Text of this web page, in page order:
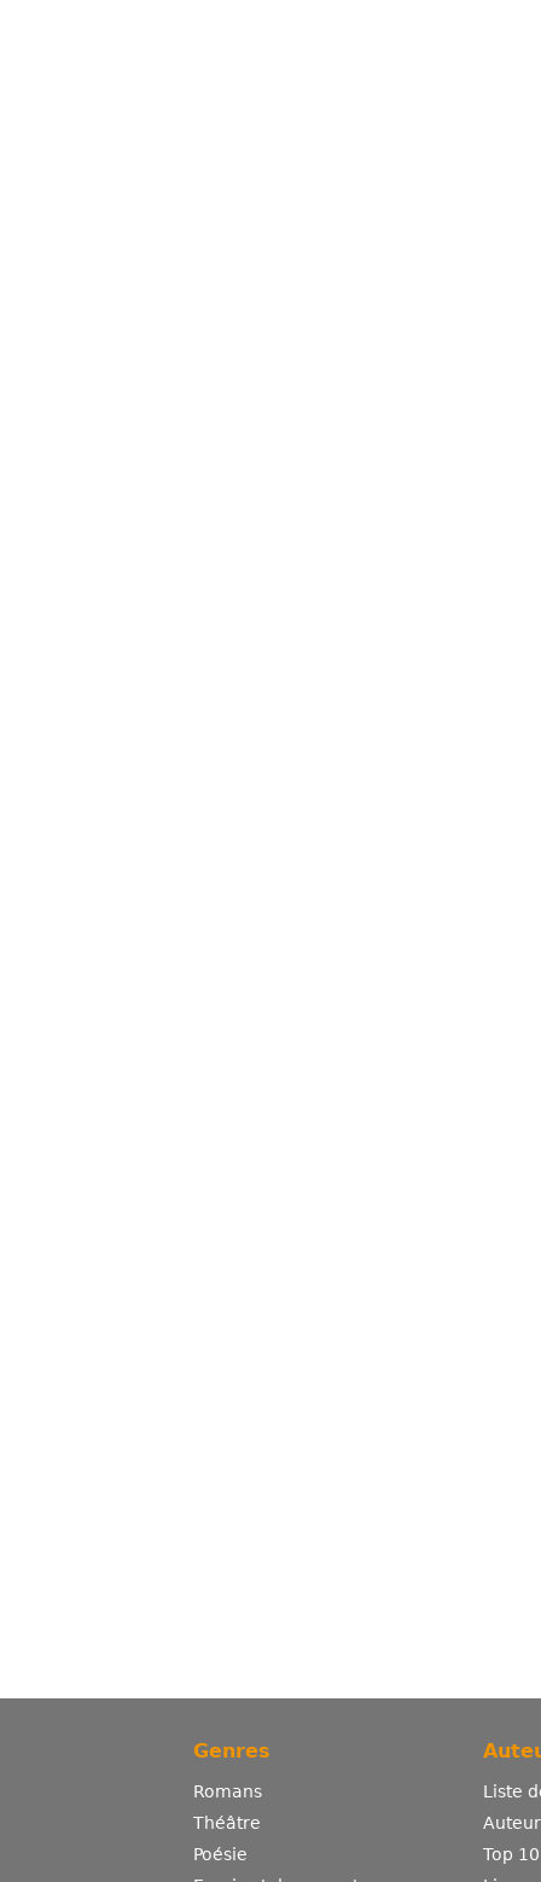
Genres
Romans
Théâtre
Poésie
Liste
Top